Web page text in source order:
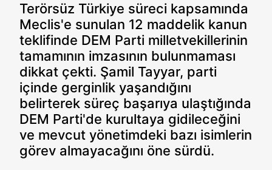
Terörsüz Türkiye süreci kapsamında
Meclis'e sunulan 12 maddelik kanun
teklifinde DEM Parti milletvekillerinin
tamamının imzasının bulunmaması
dikkat çekti. Şamil Tayyar, parti
içinde gerginlik yaşandığını
belirterek süreç başarıya ulaştığında
DEM Parti'de kurultaya gidileceğini
ve mevcut yönetimdeki bazı isimlerin
görev almayacağını öne sürdü.